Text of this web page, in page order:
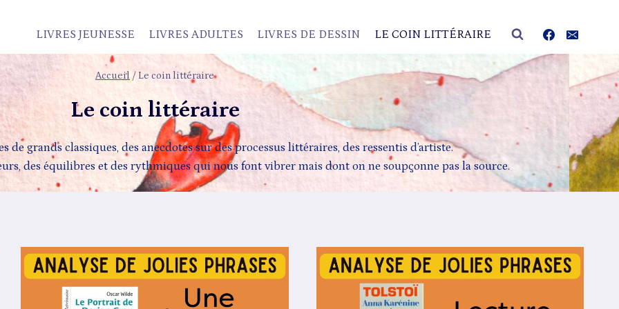
LIVRES JEUNESSE LIVRES ADULTES LIVRES DE DESSIN LE COIN LITTÉRAIRE
Accueil / Le coin littéraire
Le coin littéraire
de grands classiques, des anecdotes sur des processus littéraires, des ressentis d’artiste.
des équilibres et des rythmiques qui nous font vibrer mais dont on ne soupçonne pas la source.